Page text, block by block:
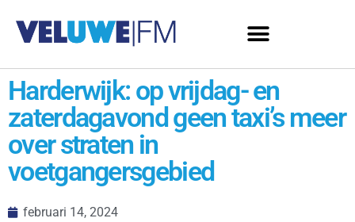
Harderwijk: op vrijdag- en
zaterdagavond geen taxi’s meer
over straten in
voetgangersgebied
februari 14, 2024